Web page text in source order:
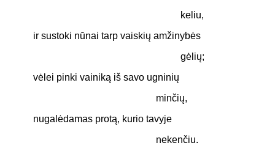
keliu,
ir sustoki nūnai tarp vaiskių amžinybės
gėlių;
vėlei pinki vainiką iš savo ugninių
minčių,
nugalėdamas protą, kurio tavyje
nekenčiu.